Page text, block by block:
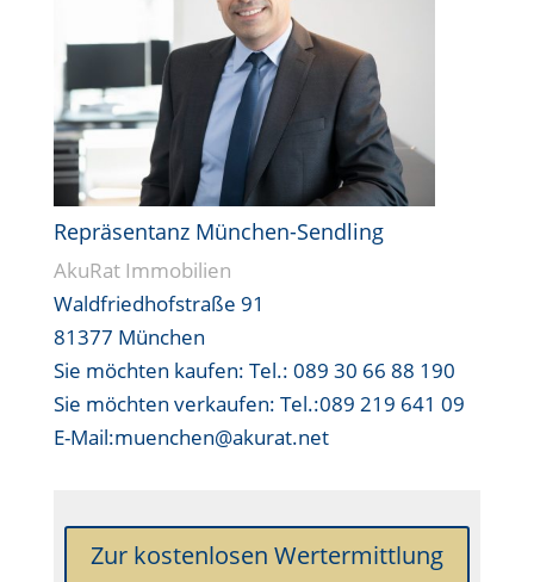
Repräsentanz München-Sendling
AkuRat Immobilien
Waldfriedhofstraße 91
81377 München
Sie möchten kaufen: Tel.: 089 30 66 88 190
Sie möchten verkaufen: Tel.:089 219 641 09
E-Mail:muenchen@akurat.net
Zur kostenlosen Wertermittlung